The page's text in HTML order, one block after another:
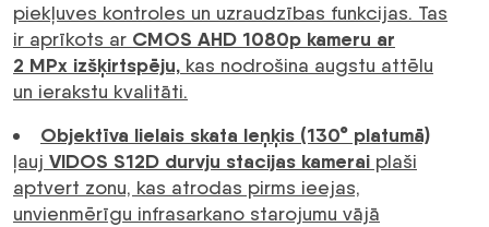
piekļuves kontroles un uzraudzības funkcijas. Tas
ir aprīkots ar CMOS AHD 1080p kameru ar
2 MPx izšķirtspēju, kas nodrošina augstu attēlu
un ierakstu kvalitāti.
Objektīva lielais skata leņķis (130° platumā)
ļauj VIDOS S12D durvju stacijas kamerai plaši
aptvert zonu, kas atrodas pirms ieejas,
unvienmērīgu infrasarkano starojumu vājā